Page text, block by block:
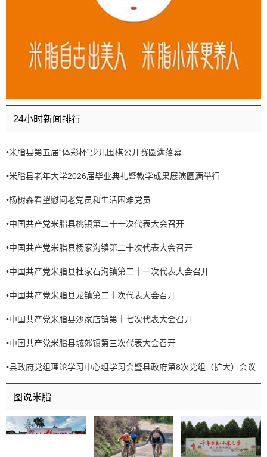
24小时新闻排行
•米脂县第五届“体彩杯”少儿围棋公开赛圆满落幕
•米脂县老年大学2026届毕业典礼暨教学成果展演圆满举行
•杨树森看望慰问老党员和生活困难党员
•中国共产党米脂县桃镇第二十一次代表大会召开
•中国共产党米脂县杨家沟镇第二十次代表大会召开
•中国共产党米脂县杜家石沟镇第二十一次代表大会召开
•中国共产党米脂县龙镇第二十次代表大会召开
•中国共产党米脂县沙家店镇第十七次代表大会召开
•中国共产党米脂县城郊镇第三次代表大会召开
•县政府党组理论学习中心组学习会暨县政府第8次党组（扩大）会议
召开
图说米脂